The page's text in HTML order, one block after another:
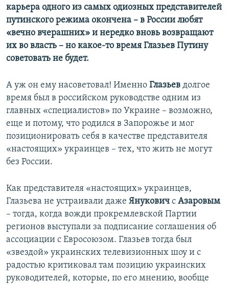
карьера одного из самых одиозных представителей
путинского режима окончена – в России любят
«вечно вчерашних» и нередко вновь возвращают
их во власть – но какое-то время Глазьев Путину
советовать не будет.
А уж он ему насоветовал! Именно Глазьев долгое
время был в российском руководстве одним из
главных «специалистов» по Украине – возможно,
еще и потому, что родился в Запорожье и мог
позиционировать себя в качестве представителя
«настоящих» украинцев – тех, что жить не могут
без России.
Как представителя «настоящих» украинцев,
Глазьева не устраивали даже Янукович с Азаровым
– тогда, когда вожди прокремлевской Партии
регионов выступали за подписание соглашения об
ассоциации с Евросоюзом. Глазьев тогда был
«звездой» украинских телевизионных шоу и с
радостью критиковал там позицию украинских
руководителей, которые, по его мнению, вообще